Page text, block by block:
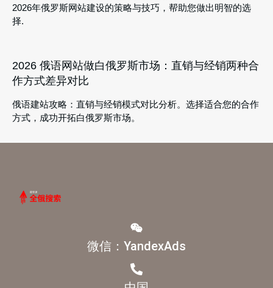
2026年俄罗斯网站建设的策略与技巧，帮助您做出明智的选
择.
2026 俄语网站做白俄罗斯市场：直销与经销两种合
作方式差异对比
俄语建站攻略：直销与经销模式对比分析。选择适合您的合作
方式，成功开拓白俄罗斯市场。
微信：YandexAds